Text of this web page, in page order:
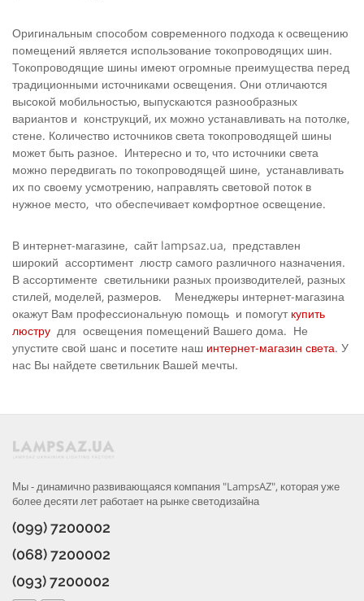
Оригинальным способом современного подхода к освещению
помещений является использование токопроводящих шин.
Токопроводящие шины имеют огромные преимущества перед
традиционными источниками освещения. Они отличаются
высокой мобильностью, выпускаются разнообразных
вариантов и конструкций, их можно устанавливать на потолке,
стене. Количество источников света токопроводящей шины
может быть разное. Интересно и то, что источники света
можно передвигать по токопроводящей шине, устанавливать
их по своему усмотрению, направлять световой поток в
нужное место, что обеспечивает комфортное освещение.
В интернет-магазине, сайт lampsaz.ua, представлен
широкий ассортимент люстр самого различного назначения.
В ассортименте светильники разных производителей, разных
стилей, моделей, размеров. Менеджеры интернет-магазина
окажут Вам профессиональную помощь и помогут купить
люстру для освещения помещений Вашего дома. Не
упустите свой шанс и посетите наш интернет-магазин света. У
нас Вы найдете светильник Вашей мечты.
Мы - динамично развивающаяся компания "LampsAZ", которая уже
более десяти лет работает на рынке светодизайна
(099) 7200002
(068) 7200002
(093) 7200002